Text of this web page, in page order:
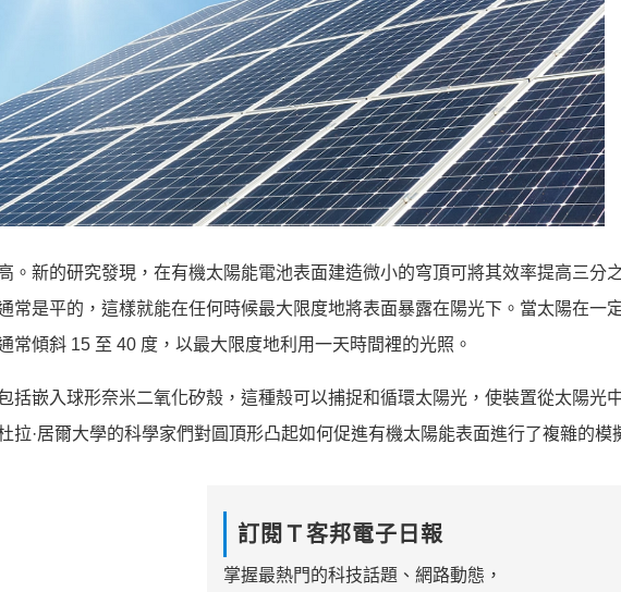
。新的研究發現，在有機太陽能電池表面建造微小的穹頂可將其效率提高三分
常是平的，這樣就能在任何時候最大限度地將表面暴露在陽光下。當太陽在一
常傾斜 15 至 40 度，以最大限度地利用一天時間裡的光照。
括嵌入球形奈米二氧化矽殼，這種殼可以捕捉和循環太陽光，使裝置從太陽光
拉·居爾大學的科學家們對圓頂形凸起如何促進有機太陽能表面進行了複雜的模
訂閱Ｔ客邦電子日報
掌握最熱門的科技話題、網路動態，